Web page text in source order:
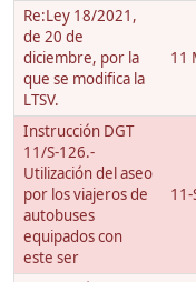
Re:Ley 18/2021,
de 20 de
diciembre, por la
que se modifica la
LTSV.
11
Instrucción DGT
11/S-126.-
Utilización del aseo
por los viajeros de
autobuses
equipados con
este ser